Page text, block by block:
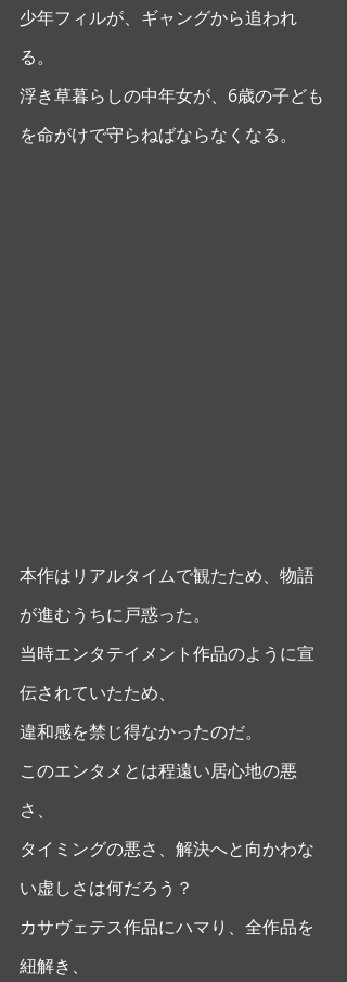
少年フィルが、ギャングから追われ
る。
浮き草暮らしの中年女が、6歳の子ども
を命がけで守らねばならなくなる。
本作はリアルタイムで観たため、物語
が進むうちに戸惑った。
当時エンタテイメント作品のように宣
伝されていたため、
違和感を禁じ得なかったのだ。
このエンタメとは程遠い居心地の悪
さ、
タイミングの悪さ、解決へと向かわな
い虚しさは何だろう？
カサヴェテス作品にハマり、全作品を
紐解き、